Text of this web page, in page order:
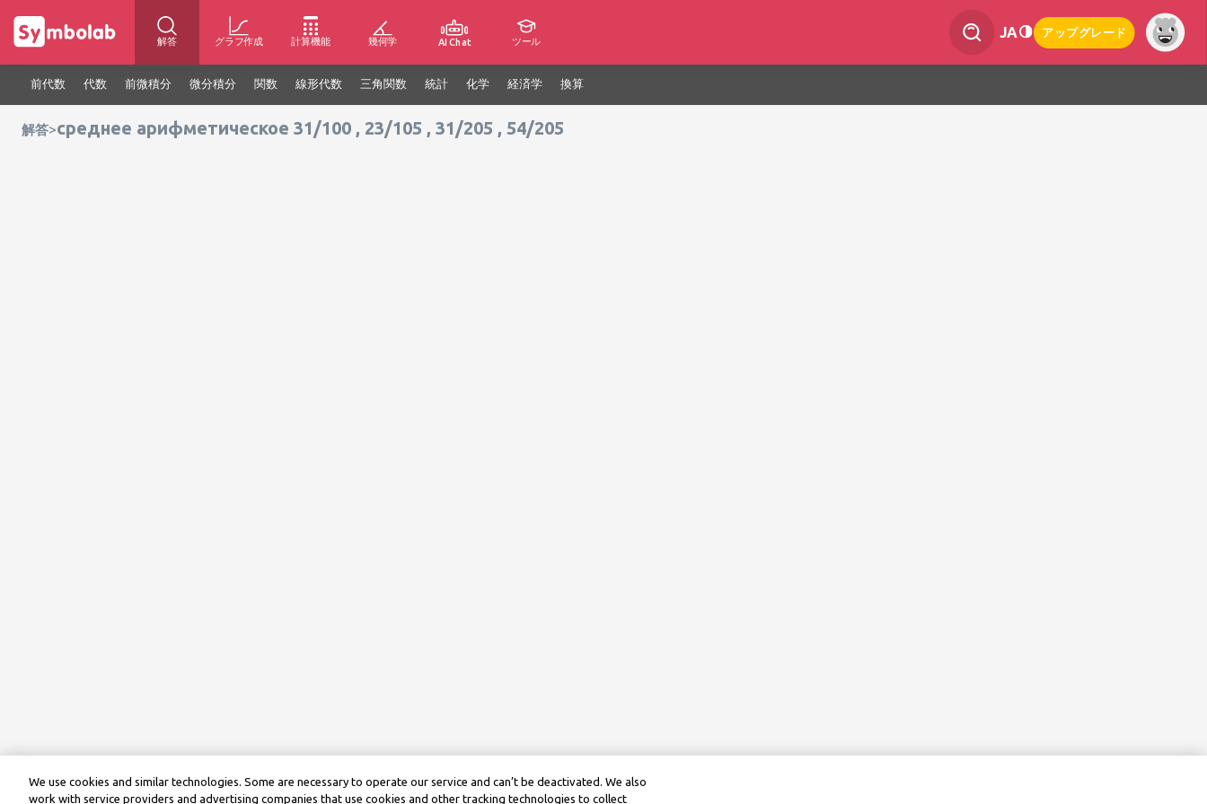
解答 グラフ作成 計算機能 幾何学 AI Chat ツール
JA アップグレード
前代数 代数 前微積分 微分積分 関数 線形代数 三角関数 統計 化学 経済学 換算
解答>среднее арифметическое 31/100 , 23/105 , 31/205 , 54/205
We use cookies and similar technologies. Some are necessary to operate our service and can’t be deactivated. We also
work with service providers and advertising companies that use cookies and other tracking technologies to collect